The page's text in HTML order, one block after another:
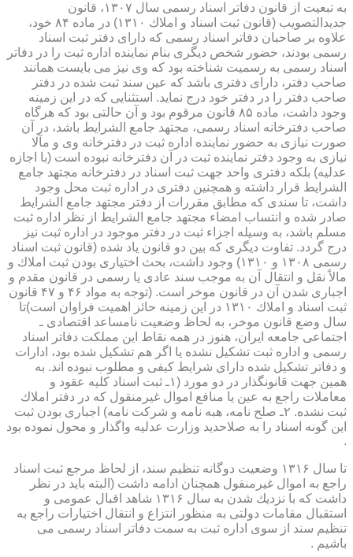
به تبعیت از قانون دفاتر اسناد رسمی سال ۱۳۰۷، قانون
جدیدالتصویب (قانون ثبت اسناد و املاك ۱۳۱۰) در ماده ۸۴ خود،
علاوه بر صاحبان دفاتر اسناد رسمی كه دارای دفتر ثبت اسناد
رسمی بودند، حضور شخص دیگری بنام نماینده اداره ثبت را در دفاتر
اسناد رسمی به رسمیت شناخته بود كه وی نیز می بایست همانند
صاحب دفتر، دارای دفتری باشد كه عین سند ثبت شده در دفتر
صاحب دفتر را در دفتر خود درج نماید. استثنایی كه در این زمینه
وجود داشت، ماده ۸۵ قانون مرقوم بود و آن حالتی بود كه هرگاه
صاحب دفترخانه اسناد رسمی، مجتهد جامع الشرایط باشد، در آن
صورت نیازی به حضور نماینده اداره ثبت در دفترخانه وی و مآلا
نیازی به وجود دفتر نماینده ثبت در آن دفترخانه نبوده است (با اجازه
عدلیه) بلكه دفتری واحد جهت ثبت اسناد در دفترخانه مجتهد جامع
الشرایط قرار داشته و همچنین دفتری در اداره ثبت محل وجود
داشت، تا سندی كه مطابق مقررات از دفتر مجتهد جامع الشرایط
صادر شده و انتساب امضاء مجتهد جامع الشرایط از نظر اداره ثبت
مسلم باشد، به وسیله اجزاء ثبت در دفتر موجود در اداره ثبت نیز
درج گردد. تفاوت دیگری كه بین دو قانون یاد شده (قانون ثبت اسناد
رسمی ۱۳۰۸ و ۱۳۱۰) وجود داشت، بحث اختیاری بودن ثبت املاك و
مالاً نقل و انتقال آن به موجب سند عادی یا رسمی در قانون مقدم و
اجباری شدن آن در قانون موخر است. (توجه به مواد ۴۶ و ۴۷ قانون
ثبت اسناد و املاك ۱۳۱۰ در این زمینه حائز اهمیت فراوان است)تا
سال وضع قانون موخر، به لحاظ وضعیت نامساعد اقتصادی ـ
اجتماعی جامعه ایران، هنوز در همه نقاط این مملكت دفاتر اسناد
رسمی و اداره ثبت تشكیل نشده یا اگر هم تشكیل شده بود، ادارات
و دفاتر تشكیل شده دارای شرایط كیفی و مطلوب نبوده اند. به
همین جهت قانونگذار در دو مورد (۱ـ ثبت اسناد كلیه عقود و
معاملات راجع به عین یا منافع اموال غیرمنقول كه در دفتر املاك
ثبت نشده. ۲ـ صلح نامه، هبه نامه و شركت نامه) اجباری بودن ثبت
این گونه اسناد را به صلاحدید وزارت عدلیه واگذار و محول نموده بود
.
تا سال ۱۳۱۶ وضعیت دوگانه تنظیم سند، از لحاظ مرجع ثبت اسناد
راجع به اموال غیرمنقول همچنان ادامه داشت (البته باید در نظر
داشت كه با نزدیك شدن به سال ۱۳۱۶ شاهد اقبال عمومی و
استقبال مقامات دولتی به منظور انتزاع و انتقال اختیارات راجع به
تنظیم سند از سوی اداره ثبت به سمت دفاتر اسناد رسمی می
باشیم .